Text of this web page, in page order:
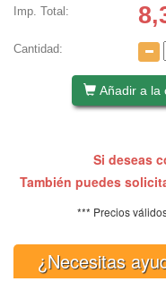
Imp. Total:
Cantidad:
Añadir a la
Si deseas
También puedes
*** Precios
¿Necesitas